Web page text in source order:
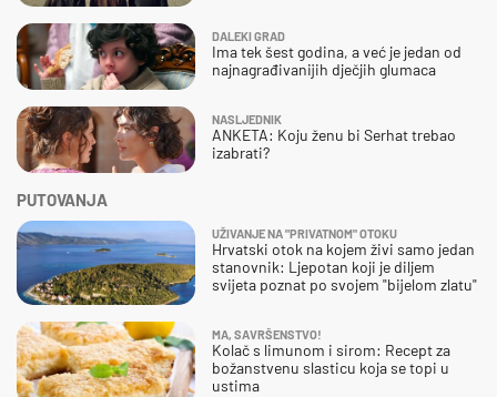
DALEKI GRAD
Ima tek šest godina, a već je jedan od
najnagrađivanijih dječjih glumaca
NASLJEDNIK
ANKETA: Koju ženu bi Serhat trebao
izabrati?
PUTOVANJA
UŽIVANJE NA "PRIVATNOM" OTOKU
Hrvatski otok na kojem živi samo jedan
stanovnik: Ljepotan koji je diljem
svijeta poznat po svojem "bijelom zlatu"
MA, SAVRŠENSTVO!
Kolač s limunom i sirom: Recept za
božanstvenu slasticu koja se topi u
ustima